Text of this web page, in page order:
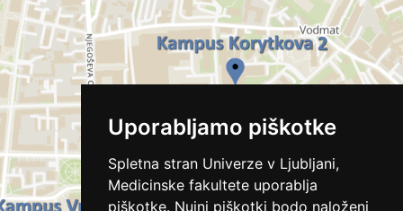
Uporabljamo piškotke
Spletna stran Univerze v Ljubljani,
Medicinske fakultete uporablja
piškotke. Nujni piškotki bodo naloženi